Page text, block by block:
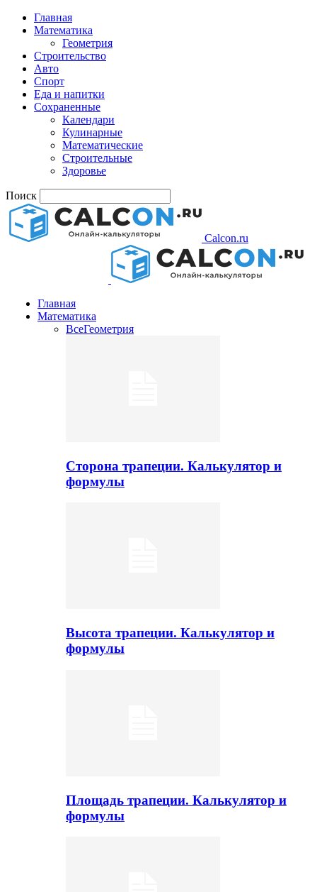
Главная
Математика
Геометрия
Строительство
Авто
Спорт
Еда и напитки
Сохраненные
Календари
Кулинарные
Математические
Строительные
Здоровье
Поиск
Calcon.ru
Главная
Математика
ВсеГеометрия
Сторона трапеции. Калькулятор и
формулы
Высота трапеции. Калькулятор и
формулы
Площадь трапеции. Калькулятор и
формулы